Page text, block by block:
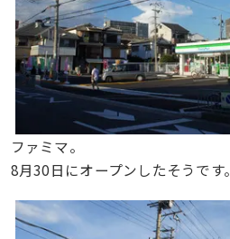
ファミマ。
8月30日にオープンしたそうです。